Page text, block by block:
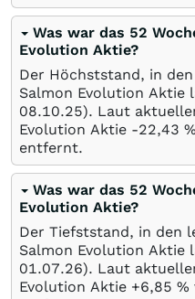
Was war das 52
Evolution Aktie?
Der Höchststand, in
Salmon Evolution Aktie
08.10.25). Laut
Evolution Aktie -22,43 %
entfernt.
Was war das 52
Evolution Aktie?
Der Tiefststand, in den
Salmon Evolution Aktie
01.07.26). Laut
Evolution Aktie +6,85 %